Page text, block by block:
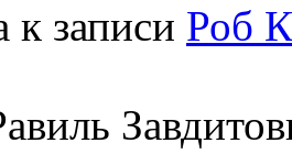
к записи Роб